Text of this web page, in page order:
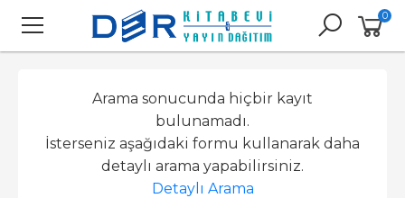
0
Arama sonucunda hiçbir kayıt
bulunamadı.
İsterseniz aşağıdaki formu kullanarak daha
detaylı arama yapabilirsiniz.
Detaylı Arama